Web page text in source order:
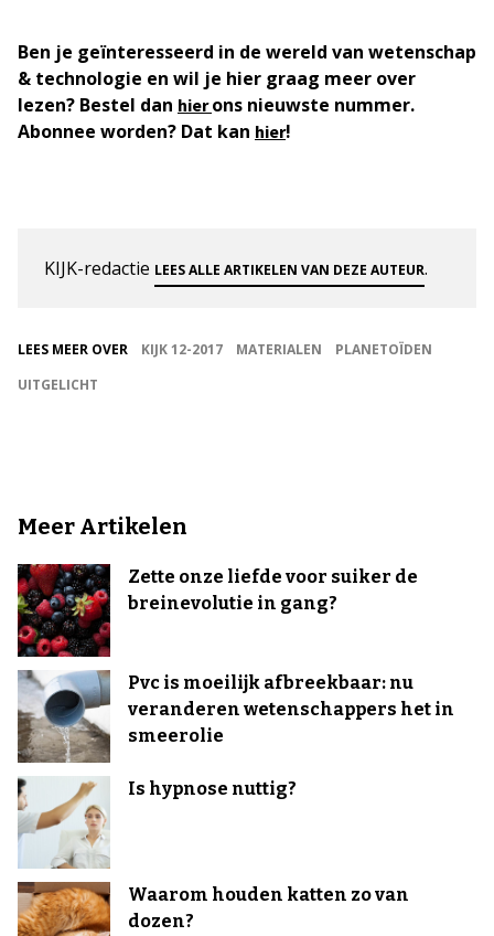
Ben je geïnteresseerd in de wereld van wetenschap
& technologie en wil je hier graag meer over
lezen? Bestel dan hierons nieuwste nummer.
Abonnee worden? Dat kan hier!
KIJK-redactie LEES ALLE ARTIKELEN VAN DEZE AUTEUR.
LEES MEER OVER KIJK 12-2017 MATERIALEN
PLANETOÏDEN
UITGELICHT
Meer Artikelen
Zette onze liefde voor suiker de
breinevolutie in gang?
Pvc is moeilijk afbreekbaar: nu
veranderen wetenschappers het in
smeerolie
Is hypnose nuttig?
Waarom houden katten zo van
dozen?